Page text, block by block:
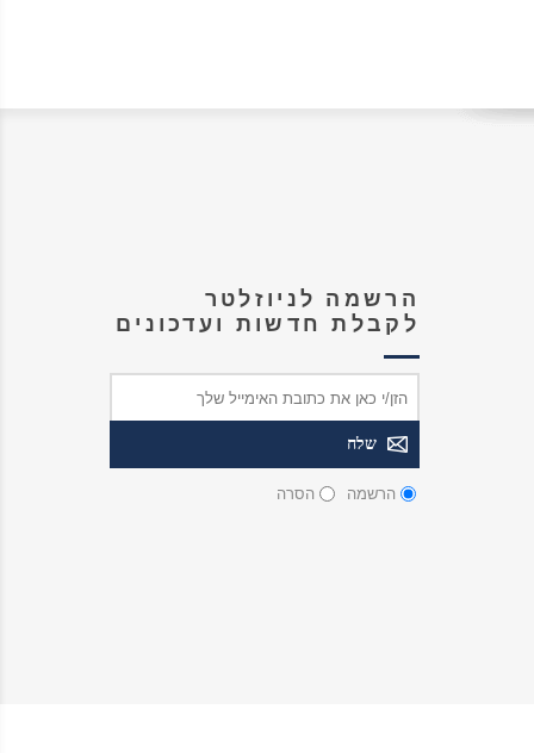
הרשמה לניוזלטר
לקבלת חדשות ועדכונים
הרשמה הסרה